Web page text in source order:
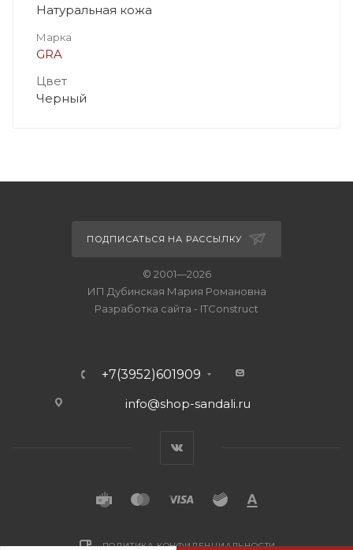
Натуральная кожа
Марка
GRA
Цвет
Черный
ПОДПИСАТЬСЯ НА РАССЫЛКУ
© 2001—2026
ИП Дубинская Мария Романовна
Разработка сайта - ITConstruct
+7(3952)601909
info@shop-sandali.ru
ПОЛИТИКА КОНФИДЕНЦИАЛЬНОСТИ